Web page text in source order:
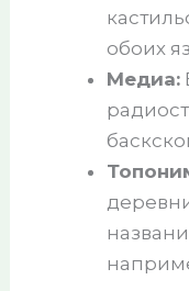
обоих
Медиа: